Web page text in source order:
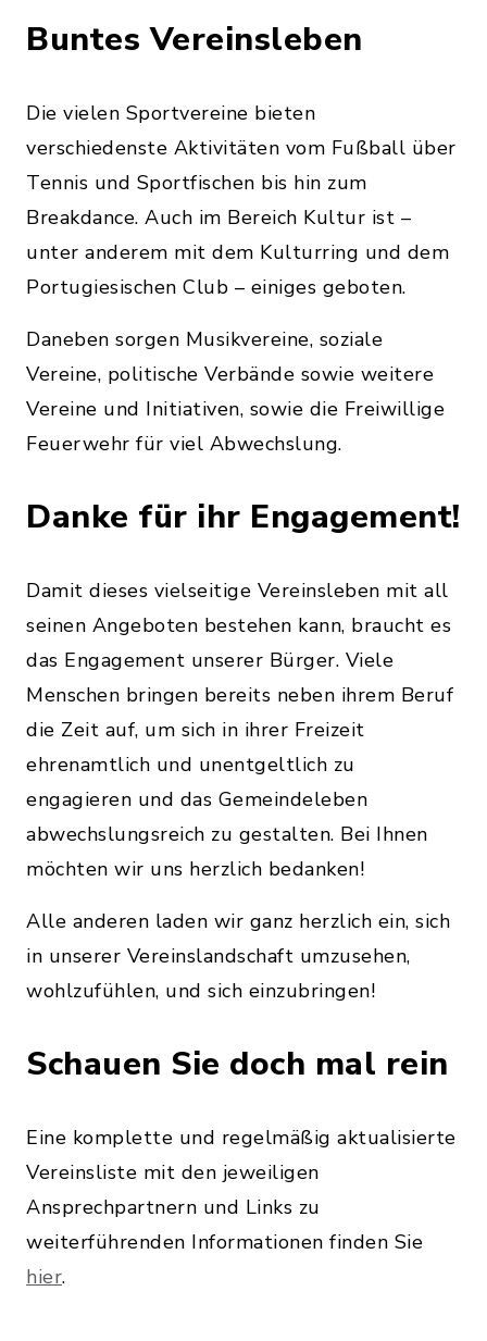
Buntes Vereinsleben
Die vielen Sportvereine bieten
verschiedenste Aktivitäten vom Fußball über
Tennis und Sportfischen bis hin zum
Breakdance. Auch im Bereich Kultur ist –
unter anderem mit dem Kulturring und dem
Portugiesischen Club – einiges geboten.
Daneben sorgen Musikvereine, soziale
Vereine, politische Verbände sowie weitere
Vereine und Initiativen, sowie die Freiwillige
Feuerwehr für viel Abwechslung.
Danke für ihr Engagement!
Damit dieses vielseitige Vereinsleben mit all
seinen Angeboten bestehen kann, braucht es
das Engagement unserer Bürger. Viele
Menschen bringen bereits neben ihrem Beruf
die Zeit auf, um sich in ihrer Freizeit
ehrenamtlich und unentgeltlich zu
engagieren und das Gemeindeleben
abwechslungsreich zu gestalten. Bei Ihnen
möchten wir uns herzlich bedanken!
Alle anderen laden wir ganz herzlich ein, sich
in unserer Vereinslandschaft umzusehen,
wohlzufühlen, und sich einzubringen!
Schauen Sie doch mal rein
Eine komplette und regelmäßig aktualisierte
Vereinsliste mit den jeweiligen
Ansprechpartnern und Links zu
weiterführenden Informationen finden Sie
hier.